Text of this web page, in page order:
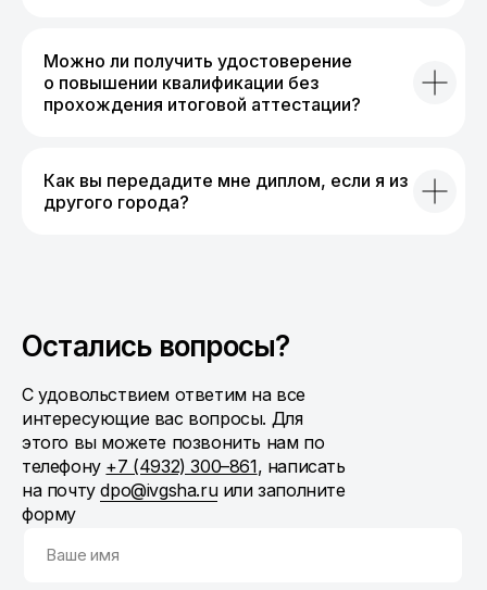
Можно ли получить удостоверение
о повышении квалификации без
прохождения итоговой аттестации?
Как вы передадите мне диплом, если я из
другого города?
Остались вопросы?
С удовольствием ответим на все
интересующие вас вопросы. Для
этого вы можете позвонить нам по
телефону +7 (4932) 300–861, написать
на почтуdpo@ivgsha.ruили заполните
форму
Ваше имя